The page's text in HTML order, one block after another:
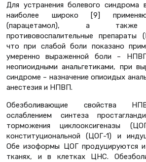
Для устранения болевого синдрома
наиболее широко [9]
(парацетамол), а также
противовоспалительные препараты
что при слабой боли показано
умеренно выраженной боли –
неопиоидными анальгетиками, при
синдроме – назначение опиоидых
анестезия и НПВП.
Обезболивающие свойства
ослаблением синтеза
торможения циклооксигеназы
конституциональной (ЦОГ-1) и
Обе изоформы ЦОГ продуцируются и
тканях, и в клетках ЦНС.